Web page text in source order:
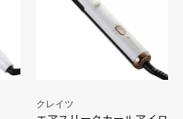
クレイツ